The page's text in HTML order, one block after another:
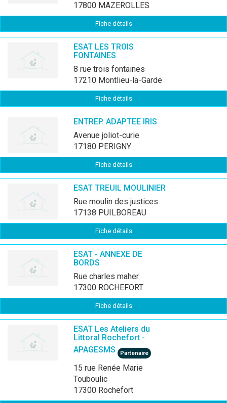
17800 MAZEROLLES
Fiche détails
ESAT LES TROIS
FONTAINES
8 rue trois fontaines
17210 Montlieu-la-Garde
Fiche détails
ENTREP. ADAPTEE IRIS
avenue joliot-curie
17180 PERIGNY
Fiche détails
ESAT TREUIL MOULINIER
rue moulin des justices
17138 PUILBOREAU
Fiche détails
ESAT - ANNEXE DE
BORDS
rue charles maher
17300 ROCHEFORT
Fiche détails
ESAT Les Ateliers du
Littoral Rochefort -
APAGESMS
Partenaire
15 rue Renée Marie
Touboulic
17300 Rochefort